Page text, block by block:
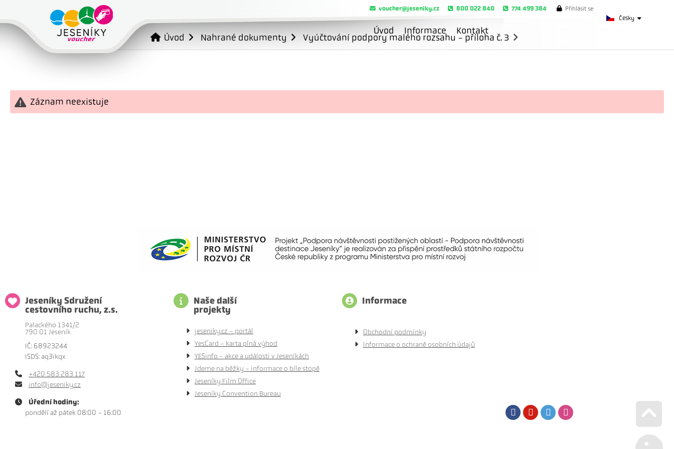
Česky
voucher@jeseniky.cz 800 022 840 774 499 384 Přihlásit se
Úvod Informace Kontakt
Úvod Nahrané dokumenty Vyúčtování podpory malého rozsahu - příloha č. 3
Záznam neexistuje
Jeseníky Sdružení
cestovního ruchu, z.s.
Palackého 1341/2
790 01 Jeseník
IČ: 68923244
ISDS: aq3ikqx
+420 583 283 117
info@jeseniky.cz
Úřední hodiny:
pondělí až pátek 08:00 - 16:00
Naše další
projekty
jeseniky.cz - portál
YesCard - karta plná výhod
YESinfo - akce a události v Jeseníkách
Jdeme na běžky - informace o bíle stopě
Jeseníky Film Office
Jeseníky Convention Bureau
Informace
Obchodní podmínky
Informace o ochraně osobních údajů
FacebookYoutubeTwitter
Go